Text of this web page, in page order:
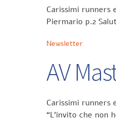
Carissimi runners
Piermario p.2
Newsletter
AV
Carissimi runners
“L’invito che non